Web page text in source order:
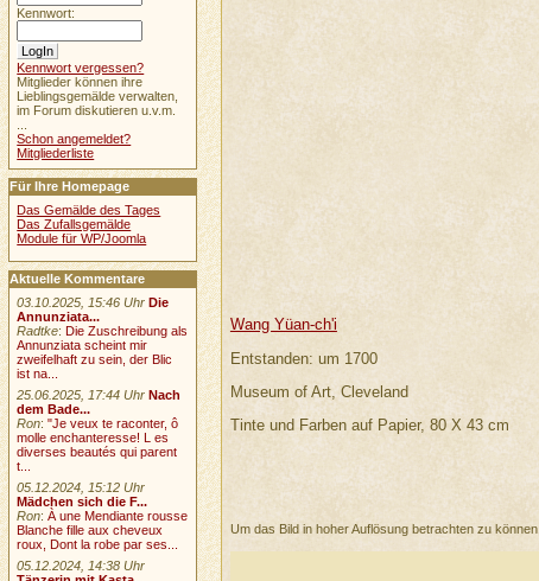
Wang Yüan-ch'i
Entstanden: um 1700
Museum of Art, Cleveland
Tinte und Farben auf Papier, 80 X 43 cm
Um das Bild in hoher Auflösung betrachten zu können,
Kennwort:
Kennwort vergessen?
Mitglieder können ihre
Lieblingsgemälde verwalten,
im Forum diskutieren u.v.m.
Schon angemeldet?
Mitgliederliste
Für Ihre Homepage
Das Gemälde des Tages
Das Zufallsgemälde
Module für WP/Joomla
Aktuelle Kommentare
03.10.2025, 15:46 Uhr Die
Annunziata...
Radtke: Die Zuschreibung als
Annunziata scheint mir
zweifelhaft zu sein, der Blic
ist na...
25.06.2025, 17:44 Uhr Nach
dem Bade...
Ron:"Je veux te raconter, ô
molle enchanteresse! L es
diverses beautés qui parent
t...
05.12.2024, 15:12 Uhr
Mädchen sich die F...
Ron:À une Mendiante rousse
Blanche fille aux cheveux
roux, Dont la robe par ses...
05.12.2024, 14:38 Uhr